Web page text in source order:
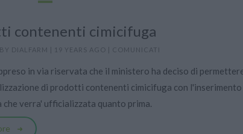
contenenti cimicifuga
DIALFARM | 19 YEARS AGO | COMUNICATI
in via riservata che il ministero ha deciso di
di prodotti contenenti cimicifuga con l'inserimento
che verra' ufficializzata quanto prima.